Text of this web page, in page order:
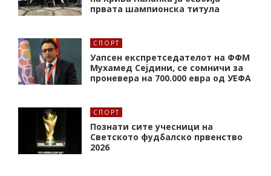
првата шампионска титула
СПОРТ
Уапсен експретседателот на ФФМ
Мухамед Сејдини, се сомничи за
проневера на 700.000 евра од УЕФА
СПОРТ
Познати сите учесници на
Светското фудбалско првенство
2026